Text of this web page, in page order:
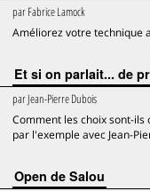
parFabrice Lamock
Améliorez votre technique
Et si on parlait... de
parJean-Pierre Dubois
Comment les choix sont-
par l'exemple avec Jean-
Open de Salou